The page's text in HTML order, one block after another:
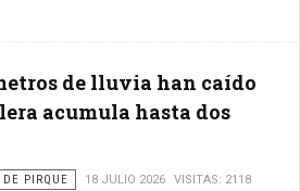
de lluvia han caído
acumula hasta dos
PIRQUE 18 JULIO 2026 VISITAS: 2118